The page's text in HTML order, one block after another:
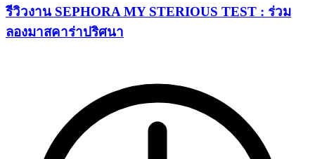
รีวิวงาน SEPHORA MY STERIOUS TEST : ร่วม
ลองมาสคาร่าปริศนา